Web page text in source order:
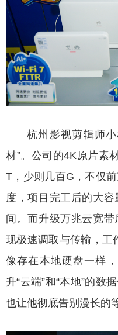
杭州影视剪辑师
材”。公司的4K原片素
T，少则几百G，不仅
度，项目完工后的大
间。而升级万兆云宽
现极速调取与传输，工
像存在本地硬盘一样
升“云端”和“本地”的数
也让他彻底告别漫长的